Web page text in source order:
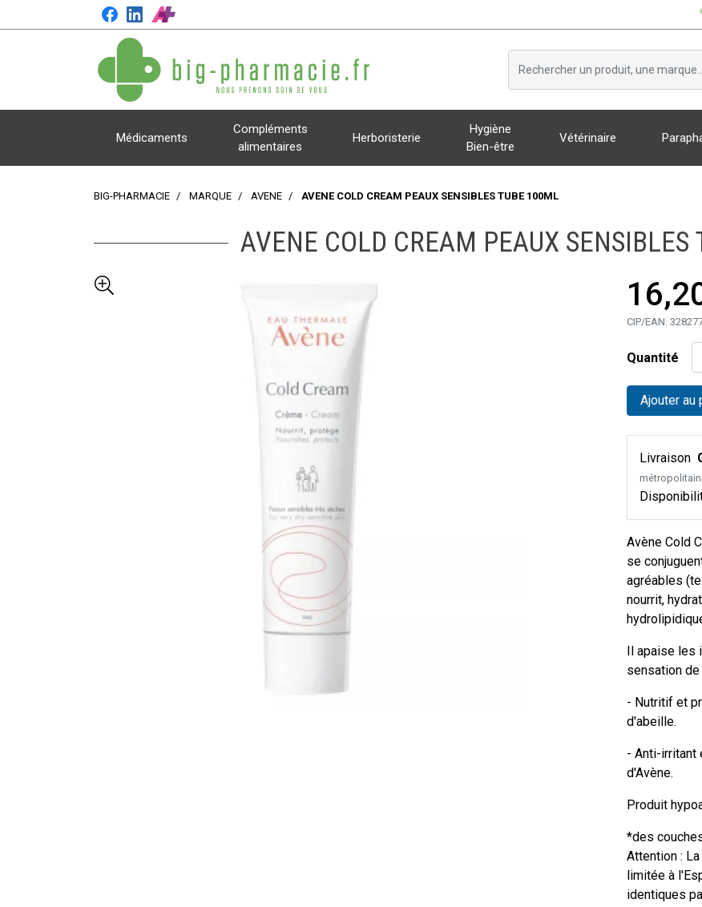
Médicaments
Compléments
alimentaires
Herboristerie
Hygiène
Bien-être
Vétérinaire
BIG-PHARMACIE MARQUE AVENE AVENE COLD CREAM PEAUX SENSIBLES TUBE 100ML
AVENE COLD CREAM PEAUX
CIP/EAN:
Quantité
Ajouter au
Livraison
Avène Cold
se
agréables
nourrit,
Il apaise les
sensation
- Nutritif et
d'abeille.
- Anti-irritant
d'Avène.
Produit
*des
Attention :
limitée à
identiques